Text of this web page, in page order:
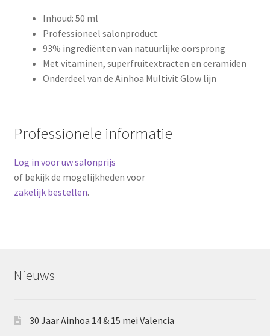
Inhoud: 50 ml
Professioneel salonproduct
93% ingrediënten van natuurlijke oorsprong
Met vitaminen, superfruitextracten en ceramiden
Onderdeel van de Ainhoa Multivit Glow lijn
Professionele informatie
Log in voor uw salonprijs
of bekijk de mogelijkheden voor
zakelijk bestellen.
Nieuws
30 Jaar Ainhoa 14 & 15 mei Valencia